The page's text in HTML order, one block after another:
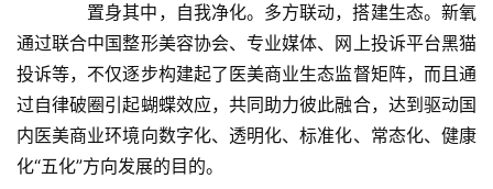
投
纪
数
说
新
置身其中，自我净化。多方联动，搭建生态。新氧
通过联合中国整形美容协会、专业媒体、网上投诉平台黑猫
投诉等，不仅逐步构建起了医美商业生态监督矩阵，而且通
过自律破圈引起蝴蝶效应，共同助力彼此融合，达到驱动国
内医美商业环境向数字化、透明化、标准化、常态化、健康
化“五化”方向发展的目的。